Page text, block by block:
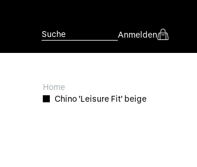
Suche Anmelden
Home
Chino 'Leisure Fit' beige